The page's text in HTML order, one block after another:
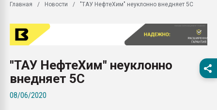
Помощь в подборе
Вакуум-формовочные
ближайшее
Подмосковье, Москва
первый план в
Главная Новости "ТАУ НефтеХим" неуклонно внедняет 5С
"ТАУ НефтеХим" неуклонно
внедняет 5С
08/06/2020